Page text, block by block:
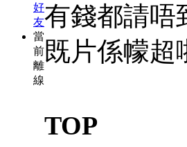
好
友
當
前
離
線
有錢都請唔
既片係幪超
TOP